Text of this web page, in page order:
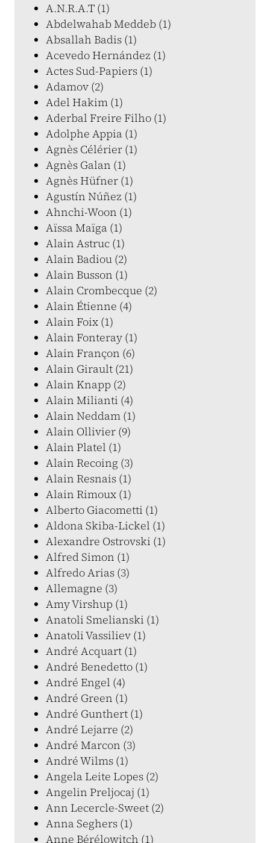
A.N.R.A.T (1)
Abdelwahab Meddeb (1)
Absallah Badis (1)
Acevedo Hernández (1)
Actes Sud-Papiers (1)
Adamov (2)
Adel Hakim (1)
Aderbal Freire Filho (1)
Adolphe Appia (1)
Agnès Célérier (1)
Agnès Galan (1)
Agnès Hüfner (1)
Agustín Núñez (1)
Ahnchi-Woon (1)
Aïssa Maïga (1)
Alain Astruc (1)
Alain Badiou (2)
Alain Busson (1)
Alain Crombecque (2)
Alain Étienne (4)
Alain Foix (1)
Alain Fonteray (1)
Alain Françon (6)
Alain Girault (21)
Alain Knapp (2)
Alain Milianti (4)
Alain Neddam (1)
Alain Ollivier (9)
Alain Platel (1)
Alain Recoing (3)
Alain Resnais (1)
Alain Rimoux (1)
Alberto Giacometti (1)
Aldona Skiba-Lickel (1)
Alexandre Ostrovski (1)
Alfred Simon (1)
Alfredo Arias (3)
Allemagne (3)
Amy Virshup (1)
Anatoli Smelianski (1)
Anatoli Vassiliev (1)
André Acquart (1)
André Benedetto (1)
André Engel (4)
André Green (1)
André Gunthert (1)
André Lejarre (2)
André Marcon (3)
André Wilms (1)
Angela Leite Lopes (2)
Angelin Preljocaj (1)
Ann Lecercle-Sweet (2)
Anna Seghers (1)
Anne Bérélowitch (1)